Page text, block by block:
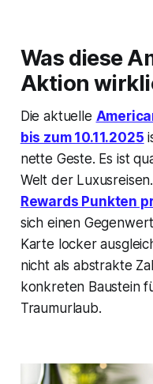
Was diese
Aktion
Die aktuelle
bis zum 10.11.2025
nette Geste. Es ist
Welt der
Rewards Punkten
sich einen
Karte locker
nicht als abstrakte
konkreten Baustein
Traumurlaub.